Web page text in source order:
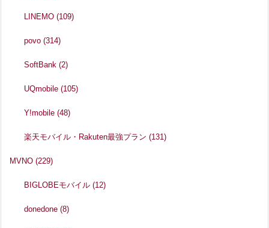
LINEMO(109)
povo(314)
SoftBank(2)
UQmobile(105)
Y!mobile(48)
楽天モバイル・Rakuten最強プラン(131)
MVNO (229)
BIGLOBEモバイル(12)
donedone(8)